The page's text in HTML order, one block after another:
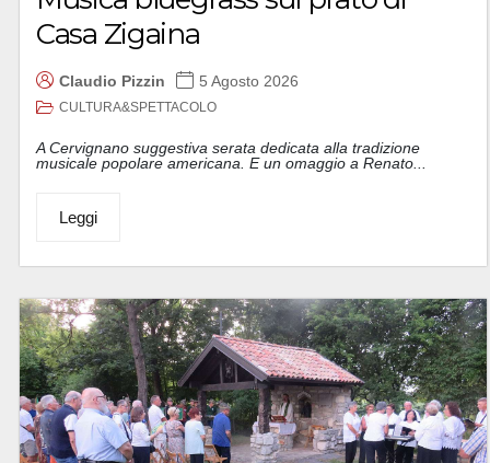
Casa Zigaina
Claudio Pizzin 5 Agosto 2026
CULTURA&SPETTACOLO
A Cervignano suggestiva serata dedicata alla tradizione
musicale popolare americana. E un omaggio a Renato...
Leggi